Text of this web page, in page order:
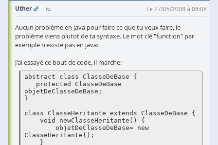
Uther
Le 27/05/2008 à 08:08
Aucun problème en java pour faire ce que tu veux faire, le
problème viens plutot de ta syntaxe. Le mot clé "function" par
exemple n'existe pas en java:
J'ai essayé ce bout de code, il marche:
abstract class ClasseDeBase {
objetDeClasseDeBase;
}
class ClasseHeritante extends ClasseDeBase {
ClasseHeritante();